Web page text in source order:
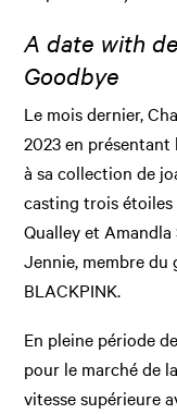
A date with
Goodbye
Le mois dernier,
2023 en
à sa collection de
casting trois
Qualley et
Jennie, membre du
BLACKPINK.
En pleine période
pour le marché de
vitesse supérieure